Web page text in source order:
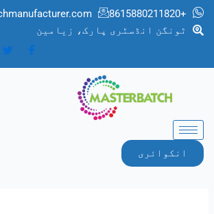
+8615880211820
ٹونگن انڈسٹری پارک، زیامین
انکوائری